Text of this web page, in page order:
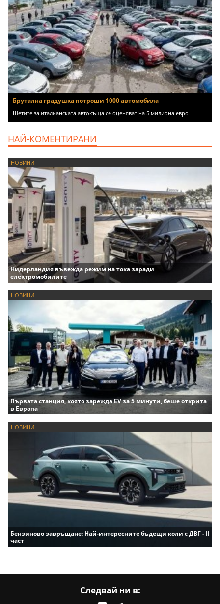
Брутална градушка потроши 1000 автомобила
Щетите за италианската автокъща се оценяват на 5 милиона евро
НАЙ-КОМЕНТИРАНИ
НОВИНИ
Нидерландия въвежда режим на тока заради
електромобилите
НОВИНИ
Първата станция, която зарежда EV за 5 минути, беше открита
в Европа
НОВИНИ
Бензиново завръщане: Най-интересните бъдещи коли с ДВГ - II
част
Следвай ни в: